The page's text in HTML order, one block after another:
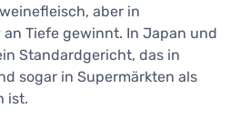
aber in
Tiefe gewinnt. In Japan und
Standardgericht, das in
sogar in Supermärkten als
ist.